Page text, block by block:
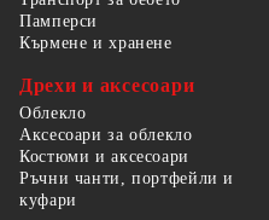
Памперси
Кърмене и хранене
Дрехи и аксесоари
Облекло
Аксесоари за облекло
Костюми и аксесоари
Ръчни чанти, портфейли и
куфари